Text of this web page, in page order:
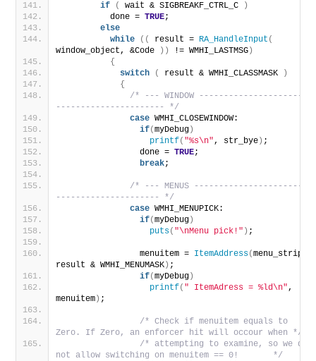
if ( wait & SIGBREAKF_CTRL_C
)
          done =
TRUE;
else
while
(( result = RA_HandleInput (
window_object, &Code
)) != WMHI_LASTMSG )
{
switch
( result & WMHI_CLASSMASK
)
{
/* --- WINDOW ----------------------
---------------------- */
case WMHI_CLOSEWINDOW:
if(myDebug )
printf( "%s\n", str_bye ) ;
                done =
TRUE;
break;
/* --- MENUS -----------------------
--------------------- */
case WMHI_MENUPICK:
if(myDebug )
puts( "\nMenu pick!" ) ;
                menuitem =
ItemAddress(menu_strip,
result & WMHI_MENUMASK ) ;
if(myDebug )
printf( " ItemAdress = %ld\n",
menuitem ) ;
/* Check if menuitem equals to
Zero. If Zero, an enforcer hit will occour when */
/* attempting to examine, so we do
not allow switching on menuitem == 0!       */